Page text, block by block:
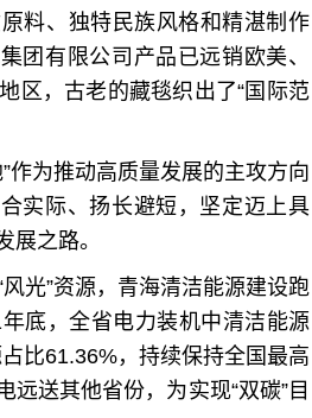
料、独特民族风格和精湛制作
团有限公司产品已远销欧美、
区，古老的藏毯织出了“国际范
作为推动高质量发展的主攻方向
实际、扬长避短，坚定迈上具
展之路。
光”资源，青海清洁能源建设跑
底，全省电力装机中清洁能源
比61.36%，持续保持全国最高
远送其他省份，为实现“双碳”目